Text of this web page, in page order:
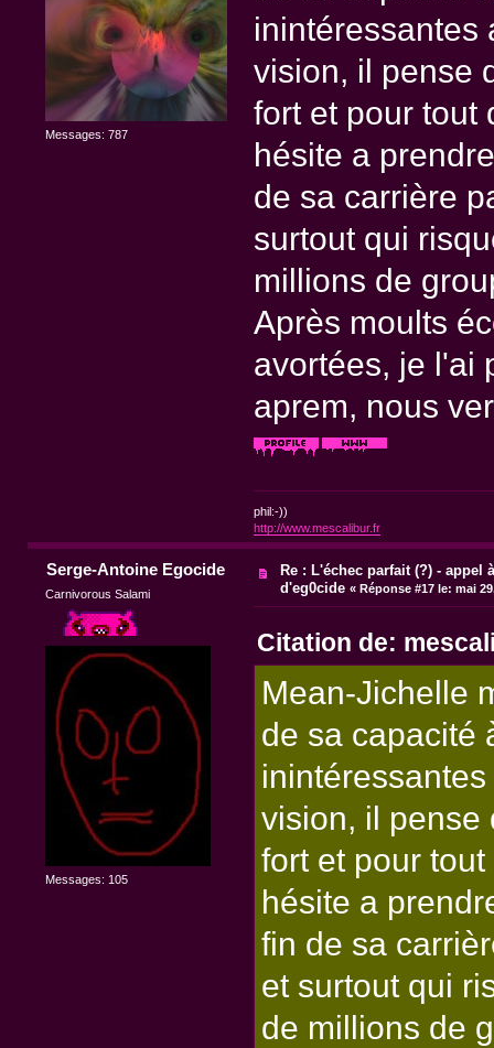
Messages: 787
inintéressantes
vision, il pense
fort et pour tout
hésite a
de sa carrière
surtout qui
millions de
Après moults
avortées, je l'ai
aprem, nous
phil:-))
http://www.mescalibur.fr
Serge-Antoine Egocide
Carnivorous Salami
Messages: 105
Re : L'échec parfait (?) - appel
d'eg0cide «Réponse #17 le: mai
Citation de:
Mean-Jichelle
de sa capacité
vision, il pense
fort et pour
hésite a
fin de sa
et surtout qui
de millions de